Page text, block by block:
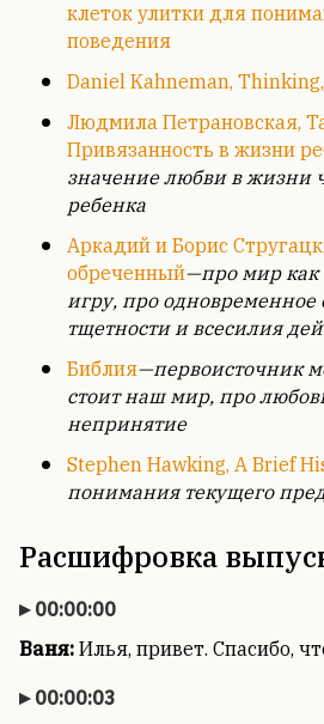
клеток улитки для
поведения
Daniel Kahneman,
Людмила Петрановская,
Привязанность в жизни
значение любви в жизни
ребенка
Аркадий и Борис
обреченный—про мир как
игру, про одновременное
тщетности и всесилия
Библия—первоисточник
стоит наш мир, про
непринятие
Stephen Hawking, A Brief
понимания текущего
Расшифровка
00:00:00
Ваня: Илья, привет. Спасибо,
00:00:03